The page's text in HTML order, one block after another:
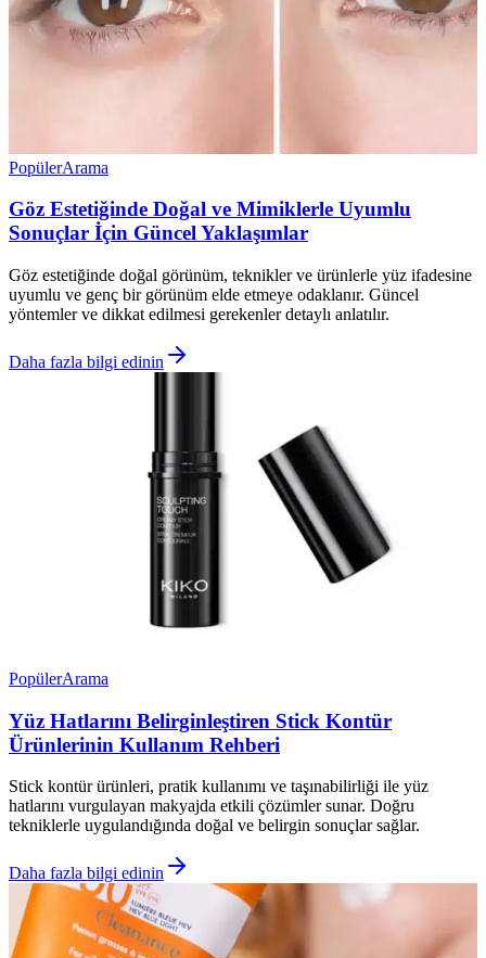
PopülerArama
Göz Estetiğinde Doğal ve Mimiklerle Uyumlu
Sonuçlar İçin Güncel Yaklaşımlar
Göz estetiğinde doğal görünüm, teknikler ve ürünlerle yüz ifadesine
uyumlu ve genç bir görünüm elde etmeye odaklanır. Güncel
yöntemler ve dikkat edilmesi gerekenler detaylı anlatılır.
Daha fazla bilgi edinin
PopülerArama
Yüz Hatlarını Belirginleştiren Stick Kontür
Ürünlerinin Kullanım Rehberi
Stick kontür ürünleri, pratik kullanımı ve taşınabilirliği ile yüz
hatlarını vurgulayan makyajda etkili çözümler sunar. Doğru
tekniklerle uygulandığında doğal ve belirgin sonuçlar sağlar.
Daha fazla bilgi edinin